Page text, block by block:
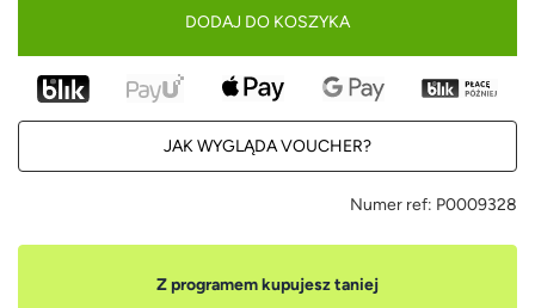
DODAJ DO KOSZYKA
JAK WYGLĄDA VOUCHER?
Numer ref: P0009328
Z programem kupujesz taniej